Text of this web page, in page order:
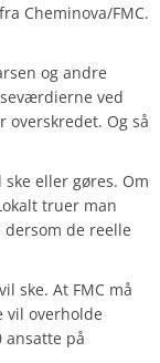
Cheminova/FMC.
og andre
ved
Og så
eller gøres. Om
truer man
de reelle
ske. At FMC må
vil overholde
ansatte på